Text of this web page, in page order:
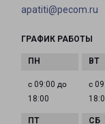
apatiti@pecom.ru
ГРАФИК РАБОТЫ
с 09:00 до
18:00
с